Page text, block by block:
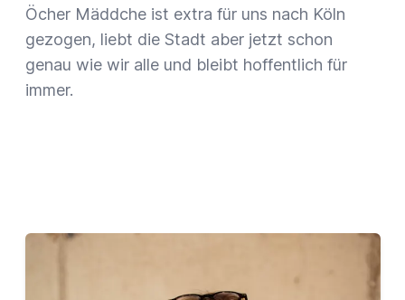
Öcher Mäddche ist extra für uns nach Köln
gezogen, liebt die Stadt aber jetzt schon
genau wie wir alle und bleibt hoffentlich für
immer.